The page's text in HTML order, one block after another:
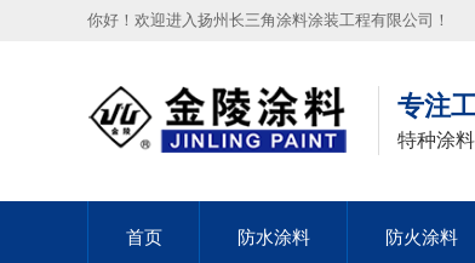
你好！欢迎进入扬州长三角涂料涂装工程有限公司！
专注
特种涂
首页
首页 防水涂料
防水涂料 防火涂料
防火涂料